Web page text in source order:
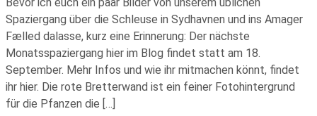
Spaziergang über die Schleuse in Sydhavnen und ins Amager
Fælled dalasse, kurz eine Erinnerung: Der nächste
Monatsspaziergang hier im Blog findet statt am 18.
September. Mehr Infos und wie ihr mitmachen könnt, findet
ihr hier. Die rote Bretterwand ist ein feiner Fotohintergrund
für die Pfanzen die […]